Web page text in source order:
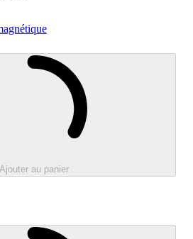
Ajouter au panier